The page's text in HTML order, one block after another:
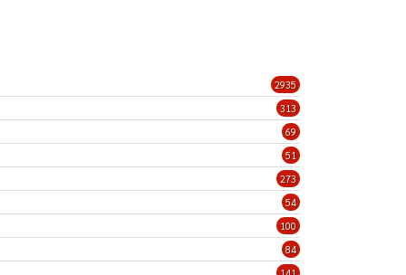
2935
313
69
51
273
54
100
84